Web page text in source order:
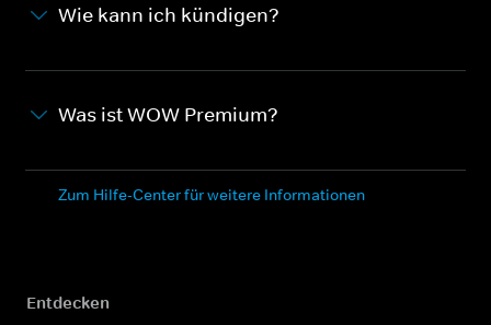
Wie kann ich kündigen?
Was ist WOW Premium?
Zum Hilfe-Center für weitere Informationen
Entdecken